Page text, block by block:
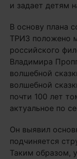
и задает детям
В основу плана
ТРИЗ положено
российского
Владимира
волшебной
волшебной
почти 100 лет
актуальное по
Он выявил
подчиняется
Таким образом,